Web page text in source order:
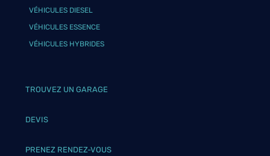
VÉHICULES DIESEL
VÉHICULES ESSENCE
VÉHICULES HYBRIDES
TROUVEZ UN GARAGE
DEVIS
PRENEZ RENDEZ-VOUS